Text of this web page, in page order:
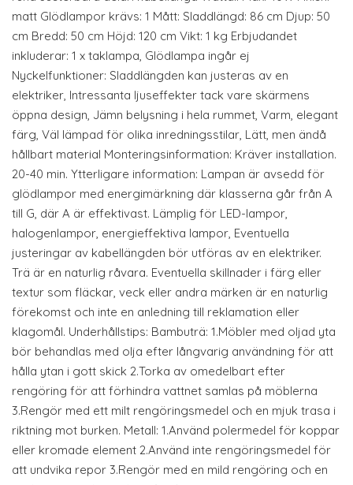
matt Glödlampor krävs: 1 Mått: Sladdlängd: 86 cm Djup: 50
cm Bredd: 50 cm Höjd: 120 cm Vikt: 1 kg Erbjudandet
inkluderar: 1 x taklampa, Glödlampa ingår ej
Nyckelfunktioner: Sladdlängden kan justeras av en
elektriker, Intressanta ljuseffekter tack vare skärmens
öppna design, Jämn belysning i hela rummet, Varm, elegant
färg, Väl lämpad för olika inredningsstilar, Lätt, men ändå
hållbart material Monteringsinformation: Kräver installation.
20-40 min. Ytterligare information: Lampan är avsedd för
glödlampor med energimärkning där klasserna går från A
till G, där A är effektivast. Lämplig för LED-lampor,
halogenlampor, energieffektiva lampor, Eventuella
justeringar av kabellängden bör utföras av en elektriker.
Trä är en naturlig råvara. Eventuella skillnader i färg eller
textur som fläckar, veck eller andra märken är en naturlig
förekomst och inte en anledning till reklamation eller
klagomål. Underhållstips: Bambuträ: 1.Möbler med oljad yta
bör behandlas med olja efter långvarig användning för att
hålla ytan i gott skick 2.Torka av omedelbart efter
rengöring för att förhindra vattnet samlas på möblerna
3.Rengör med ett milt rengöringsmedel och en mjuk trasa i
riktning mot burken. Metall: 1.Använd polermedel för koppar
eller kromade element 2.Använd inte rengöringsmedel för
att undvika repor 3.Rengör med en mild rengöring och en